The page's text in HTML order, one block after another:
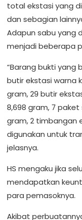
total ekstasi yang
dan sebagian
Adapun sabu yang
menjadi beberapa
“Barang bukti yang
butir ekstasi warna
gram, 29 butir
8,698 gram, 7
gram, 2 timbangan
digunakan untuk
jelasnya.
HS mengaku jika
mendapatkan
para pemasoknya.
Akibat